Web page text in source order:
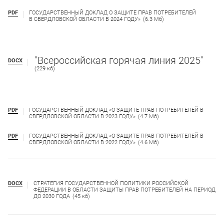
PDF
ГОСУДАРСТВЕННЫЙ ДОКЛАД О ЗАЩИТЕ ПРАВ ПОТРЕБИТЕЛЕЙ
В СВЕРДЛОВСКОЙ ОБЛАСТИ В 2024 ГОДУ» (6.3 Мб)
DOCX "Всероссийская горячая линия 2025"
(229 кб)
PDF
ГОСУДАРСТВЕННЫЙ ДОКЛАД «О ЗАЩИТЕ ПРАВ ПОТРЕБИТЕЛЕЙ В
СВЕРДЛОВСКОЙ ОБЛАСТИ В 2023 ГОДУ» (4.7 Мб)
PDF
ГОСУДАРСТВЕННЫЙ ДОКЛАД «О ЗАЩИТЕ ПРАВ ПОТРЕБИТЕЛЕЙ В
СВЕРДЛОВСКОЙ ОБЛАСТИ В 2022 ГОДУ» (4.6 Мб)
DOCX
СТРАТЕГИЯ ГОСУДАРСТВЕННОЙ ПОЛИТИКИ РОССИЙСКОЙ
ФЕДЕРАЦИИ В ОБЛАСТИ ЗАЩИТЫ ПРАВ ПОТРЕБИТЕЛЕЙ НА ПЕРИОД
ДО 2030 ГОДА (45 кб)